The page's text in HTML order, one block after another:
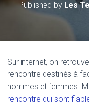
Published by Les
Sur internet, on
rencontre destinés à
hommes et femmes.
rencontre qui sont